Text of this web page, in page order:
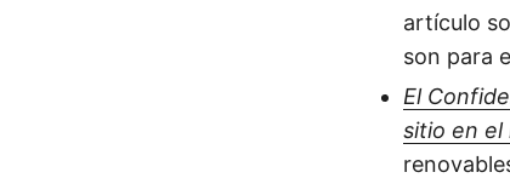
artículo
son para
El
sitio en el